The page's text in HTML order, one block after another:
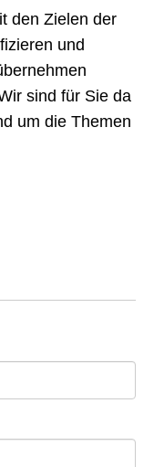
zugeführt.
einer
uns, Sie zu
den Zielen der
sind für Sie da
um die Themen